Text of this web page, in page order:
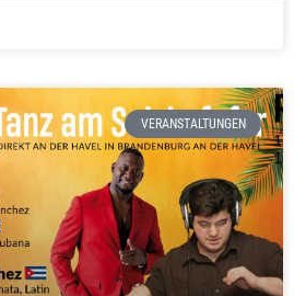
VERANSTALTUNGEN